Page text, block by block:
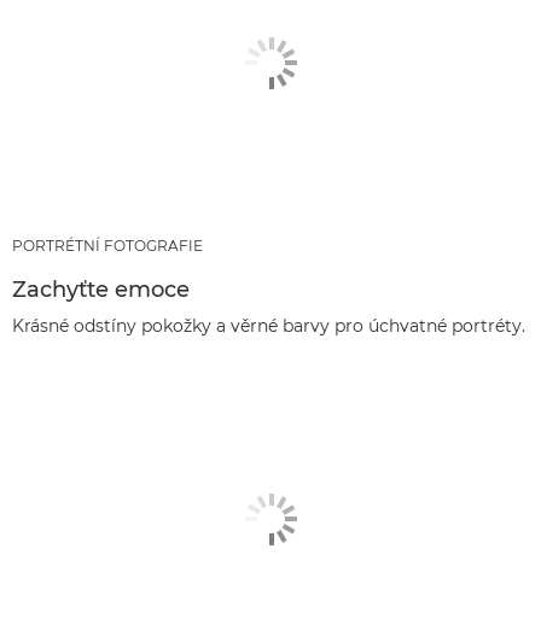
PORTRÉTNÍ FOTOGRAFIE
Zachyťte emoce
Krásné odstíny pokožky a věrné barvy pro úchvatné portréty.